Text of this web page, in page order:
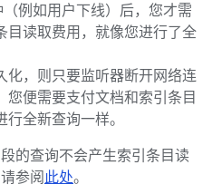
例如用户下线）后，您才需
目读取费用，就像您进行了全
化，则只要监听器断开网络连
您便需要支付文档和索引条目
全新查询一样。
的查询不会产生索引条目读
参阅 此处。